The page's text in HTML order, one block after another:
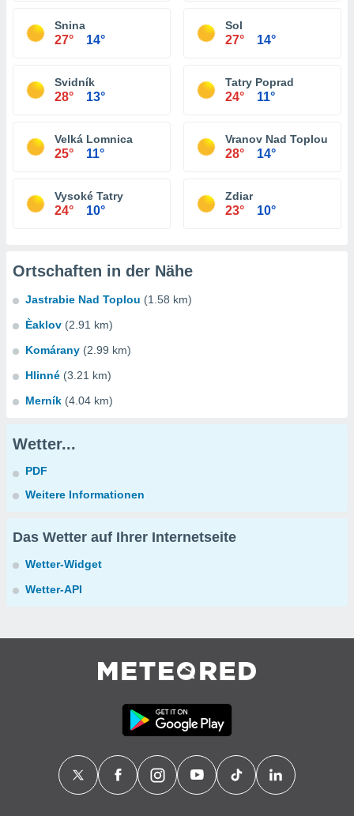
Snina
27° 14°
Sol
27° 14°
Svidník
28° 13°
Tatry Poprad
24° 11°
Velká Lomnica
25° 11°
Vranov Nad Toplou
28° 14°
Vysoké Tatry
24° 10°
Zdiar
23° 10°
Ortschaften in der Nähe
Jastrabie Nad Toplou (1.58 km)
Èaklov (2.91 km)
Komárany (2.99 km)
Hlinné (3.21 km)
Merník (4.04 km)
Wetter...
PDF
Weitere Informationen
Das Wetter auf Ihrer Internetseite
Wetter-Widget
Wetter-API